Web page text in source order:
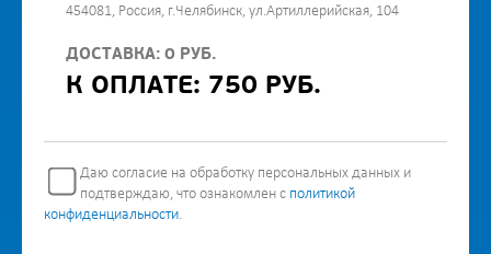
454081, Россия, г.Челябинск, ул.Артиллерийская, 104
ДОСТАВКА: 0 РУБ.
К ОПЛАТЕ: 750 РУБ.
Даю согласие на обработку персональных данных и
подтверждаю, что ознакомлен с политикой
конфиденциальности.